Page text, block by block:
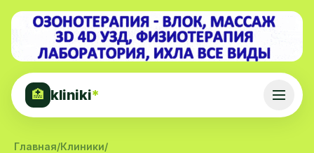
🏥 kliniki*
Главная/Клиники/